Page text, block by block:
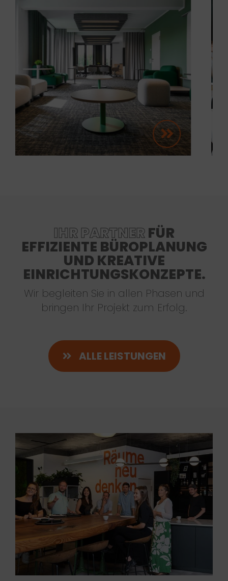
IHR PARTNERFÜR
EFFIZIENTE BÜROPLANUNG
UND KREATIVE
EINRICHTUNGSKONZEPTE.
Wir begleiten Sie in allen Phasen und
bringen Ihr Projekt zum Erfolg.
ALLE LEISTUNGEN